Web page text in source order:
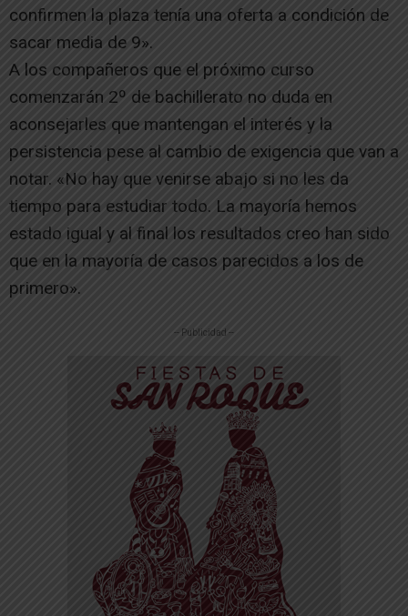
confirmen la plaza tenía una oferta a condición de
sacar media de 9».
A los compañeros que el próximo curso
comenzarán 2º de bachillerato no duda en
aconsejarles que mantengan el interés y la
persistencia pese al cambio de exigencia que van a
notar. «No hay que venirse abajo si no les da
tiempo para estudiar todo. La mayoría hemos
estado igual y al final los resultados creo han sido
que en la mayoría de casos parecidos a los de
primero».
-- Publicidad --